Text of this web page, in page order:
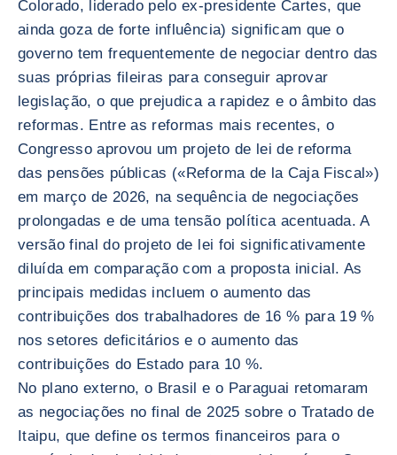
Colorado, liderado pelo ex-presidente Cartes, que
ainda goza de forte influência) significam que o
governo tem frequentemente de negociar dentro das
suas próprias fileiras para conseguir aprovar
legislação, o que prejudica a rapidez e o âmbito das
reformas. Entre as reformas mais recentes, o
Congresso aprovou um projeto de lei de reforma
das pensões públicas («Reforma de la Caja Fiscal»)
em março de 2026, na sequência de negociações
prolongadas e de uma tensão política acentuada. A
versão final do projeto de lei foi significativamente
diluída em comparação com a proposta inicial. As
principais medidas incluem o aumento das
contribuições dos trabalhadores de 16 % para 19 %
nos setores deficitários e o aumento das
contribuições do Estado para 10 %.
No plano externo, o Brasil e o Paraguai retomaram
as negociações no final de 2025 sobre o Tratado de
Itaipu, que define os termos financeiros para o